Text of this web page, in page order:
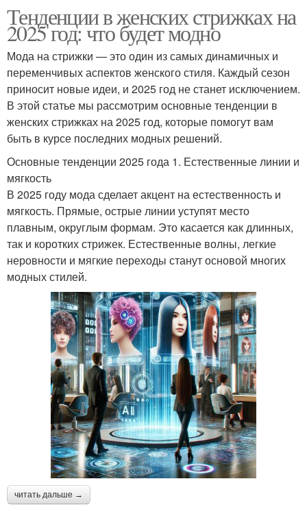
Тенденции в женских стрижках на
2025 год: что будет модно
Мода на стрижки — это один из самых динамичных и
переменчивых аспектов женского стиля. Каждый сезон
приносит новые идеи, и 2025 год не станет исключением.
В этой статье мы рассмотрим основные тенденции в
женских стрижках на 2025 год, которые помогут вам
быть в курсе последних модных решений.
Основные тенденции 2025 года 1. Естественные линии и
мягкость
В 2025 году мода сделает акцент на естественность и
мягкость. Прямые, острые линии уступят место
плавным, округлым формам. Это касается как длинных,
так и коротких стрижек. Естественные волны, легкие
неровности и мягкие переходы станут основой многих
модных стилей.
читать дальше →